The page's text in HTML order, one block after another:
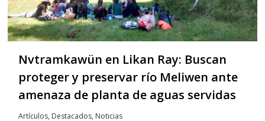
Nvtramkawün en Likan Ray: Buscan
proteger y preservar río Meliwen ante
amenaza de planta de aguas servidas
Artículos, Destacados, Noticias